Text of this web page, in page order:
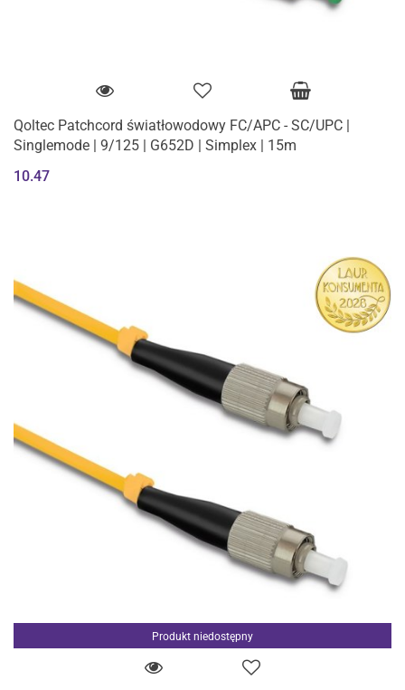
Qoltec Patchcord światłowodowy FC/APC - SC/UPC |
Singlemode | 9/125 | G652D | Simplex | 15m
10.47
Produkt niedostępny